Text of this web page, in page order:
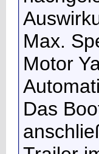
Max.
Motor
Das